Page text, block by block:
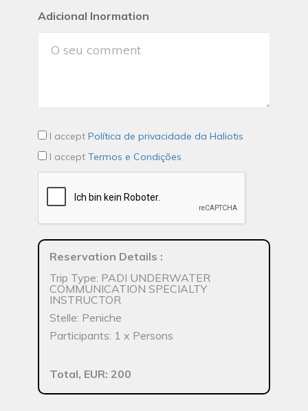
Adicional Inormation
I accept Política de privacidade da Haliotis
I accept Termos e Condições
Reservation Details :
Trip Type: PADI UNDERWATER
COMMUNICATION SPECIALTY
INSTRUCTOR
Stelle: Peniche
Participants: 1 x Persons
Total, EUR: 200